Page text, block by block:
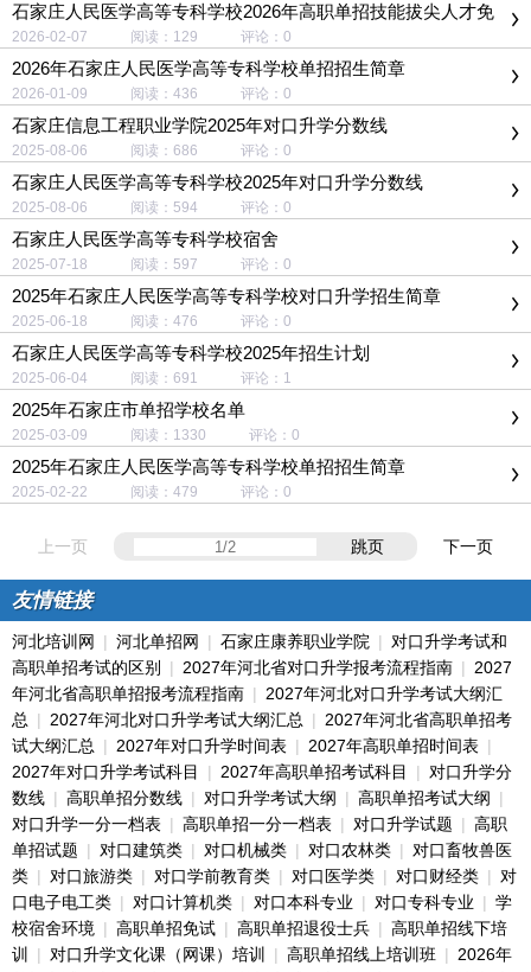
石家庄人民医学高等专科学校2026年高职单招技能拔尖人才免
试录取申请办法
2026-02-07 阅读：129 评论：0
2026年石家庄人民医学高等专科学校单招招生简章
2026-01-09 阅读：436 评论：0
石家庄信息工程职业学院2025年对口升学分数线
2025-08-06 阅读：686 评论：0
石家庄人民医学高等专科学校2025年对口升学分数线
2025-08-06 阅读：594 评论：0
石家庄人民医学高等专科学校宿舍
2025-07-18 阅读：597 评论：0
2025年石家庄人民医学高等专科学校对口升学招生简章
2025-06-18 阅读：476 评论：0
石家庄人民医学高等专科学校2025年招生计划
2025-06-04 阅读：691 评论：1
2025年石家庄市单招学校名单
2025-03-09 阅读：1330 评论：0
2025年石家庄人民医学高等专科学校单招招生简章
2025-02-22 阅读：479 评论：0
上一页 跳页 下一页
友情链接
河北培训网 | 河北单招网 | 石家庄康养职业学院 | 对口升学考试和
高职单招考试的区别
| 2027年河北省对口升学报考流程指南 | 2027
年河北省高职单招报考流程指南 | 2027年河北对口升学考试大纲汇
总 | 2027年河北对口升学考试大纲汇总 | 2027年河北省高职单招考
试大纲汇总 | 2027年对口升学时间表 | 2027年高职单招时间表 |
2027年对口升学考试科目
| 2027年高职单招考试科目 | 对口升学分
数线 | 高职单招分数线 | 对口升学考试大纲 | 高职单招考试大纲 |
对口升学一分一档表 | 高职单招一分一档表 | 对口升学试题 | 高职
单招试题 | 对口建筑类 | 对口机械类 | 对口农林类 | 对口畜牧兽医
类 | 对口旅游类 | 对口学前教育类 | 对口医学类 | 对口财经类 | 对
口电子电工类 | 对口计算机类 | 对口本科专业 | 对口专科专业 | 学
校宿舍环境 | 高职单招免试 | 高职单招退役士兵 | 高职单招线下培
训
| 对口升学文化课（网课）培训 | 高职单招线上培训班 | 2026年